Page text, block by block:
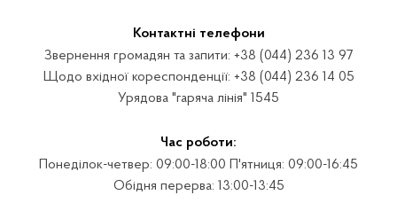
Контактні телефони
Звернення громадян та запити: +38 (044) 236 13 97
Щодо вхідної кореспонденції: +38 (044) 236 14 05
Урядова "гаряча лінія" 1545
Час роботи:
Понеділок-четвер: 09:00-18:00 П'ятниця: 09:00-16:45
Обідня перерва: 13:00-13:45